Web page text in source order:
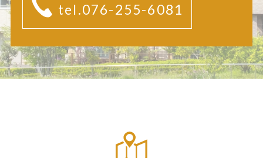
tel.076-255-6081